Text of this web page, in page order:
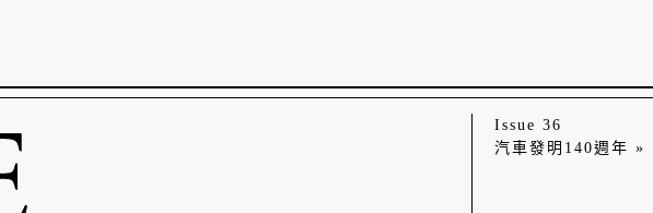
Issue 36
汽車發明140週年 »